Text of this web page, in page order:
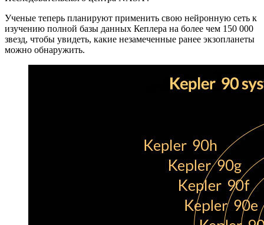
Ученые теперь планируют применить свою нейронную сеть к
изучению полной базы данных Кеплера на более чем 150 000
звезд, чтобы увидеть, какие незамеченные ранее экзопланеты
можно обнаружить.